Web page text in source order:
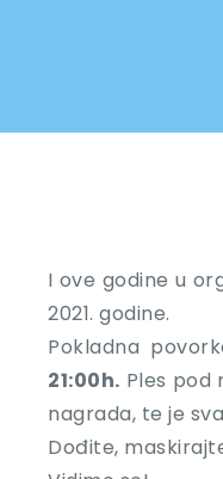
I ove godine u
2021. godine.
Pokladna
21:00h. Ples pod
nagrada, te je
Dođite,